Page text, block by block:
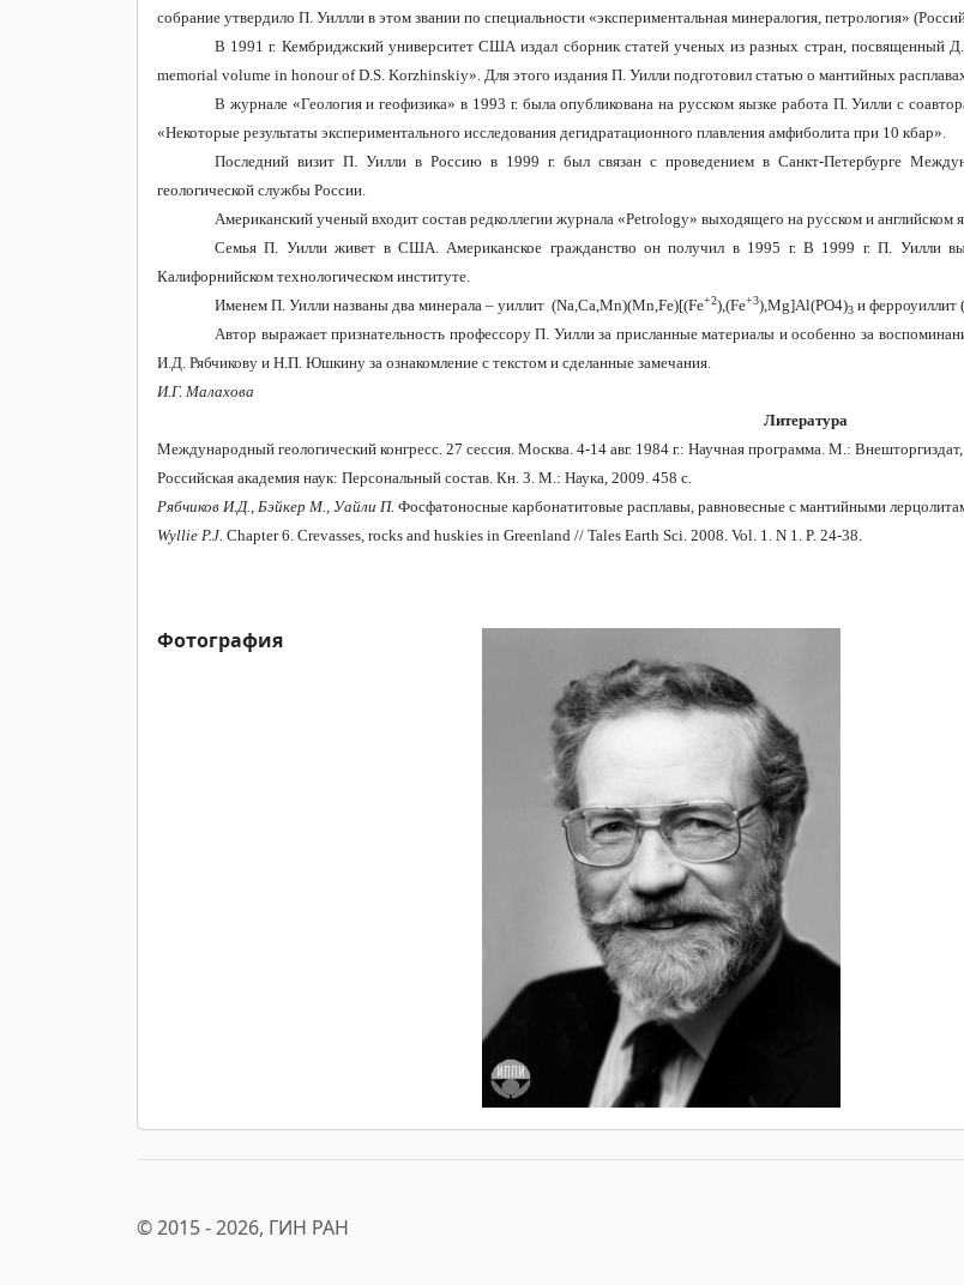
собрание утвердило П. Уиллли в этом звании по специальности «экспериментальная минералогия, петрология»
В 1991 г. Кембриджский университет США издал сборник статей ученых из разных стран, посвященный
memorial volume in honour of D.S. Korzhinskiy». Для этого издания П. Уилли подготовил статью о мантийных
В журнале «Геология и геофизика» в 1993 г. была опубликована на русском яызке работа П. Уилли с
«Некоторые результаты экспериментального исследования дегидратационного плавления амфиболита при 10 кбар».
Последний визит П. Уилли в Россию в 1999 г. был связан с проведением в Санкт-Петербурге
геологической службы России.
Американский ученый входит состав редколлегии журнала «Petrology» выходящего на русском и английском
Семья П. Уилли живет в США. Американское гражданство он получил в 1995 г. В 1999 г. П. Уилли
Калифорнийском технологическом институте.
Именем П. Уилли названы два минерала – уиллит (Na,Ca,Mn)(Mn,Fe)[(Fe+2),(Fe+3),Mg]Al(PO4)3 и ферроуиллит (
Автор выражает признательность профессору П. Уилли за присланные материалы и особенно за
И.Д. Рябчикову и Н.П. Юшкину за ознакомление с текстом и сделанные замечания.
И.Г. Малахова
Литература
Международный геологический конгресс. 27 сессия. Москва. 4-14 авг. 1984 г.: Научная программа. М.:
Российская академия наук: Персональный состав. Кн. 3. М.: Наука, 2009. 458 с.
Рябчиков И.Д., Бэйкер М., Уайли П. Фосфатоносные карбонатитовые расплавы, равновесные с мантийными
Wyllie P.J. Chapter 6. Crevasses, rocks and huskies in Greenland // Tales Earth Sci. 2008. Vol. 1. N 1. P. 24-38.
Фотография
© 2015 -2026, ГИН РАН